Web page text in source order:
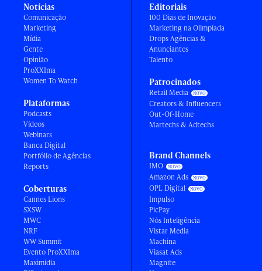
Notícias
Comunicação
Marketing
Mídia
Gente
Opinião
ProXXIma
Women To Watch
Plataformas
Podcasts
Vídeos
Webinars
Banca Digital
Portfólio de Agências
Reports
Coberturas
Cannes Lions
SXSW
MWC
NRF
WW Summit
Evento ProXXIma
Maximídia
Editoriais
100 Dias de Inovação
Marketing na Olimpíada
Drops Agências &
Anunciantes
Talento
Patrocinados
Retail Media
Creators & Influencers
Out-Of-Home
Martechs & Adtechs
Brand Channels
IMO
Amazon Ads
OPL Digital
Impulso
PicPay
Nós Inteligência
Vistar Media
Machina
Viasat Ads
Magnite